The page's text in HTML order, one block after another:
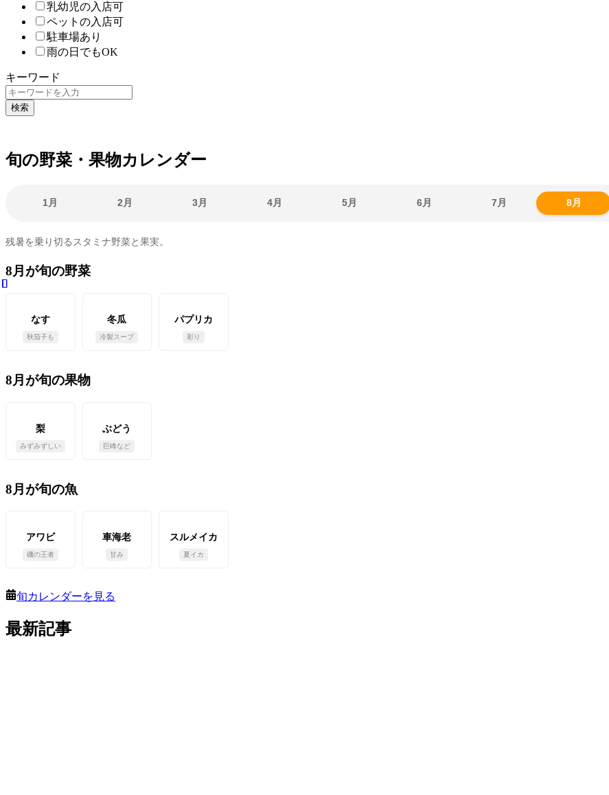
乳幼児の入店可
ペットの入店可
駐車場あり
雨の日でもOK
キーワード
検索
旬の野菜・果物カレンダー
1月 2月 3月 4月 5月 6月 7月 8月
残暑を乗り切るスタミナ野菜と果実。
8月が旬の野菜
なす
秋茄子も
冬瓜
冷製スープ
パプリカ
彩り
8月が旬の果物
梨
みずみずしい
ぶどう
巨峰など
8月が旬の魚
アワビ
磯の王者
車海老
甘み
スルメイカ
夏イカ
旬カレンダーを見る
最新記事